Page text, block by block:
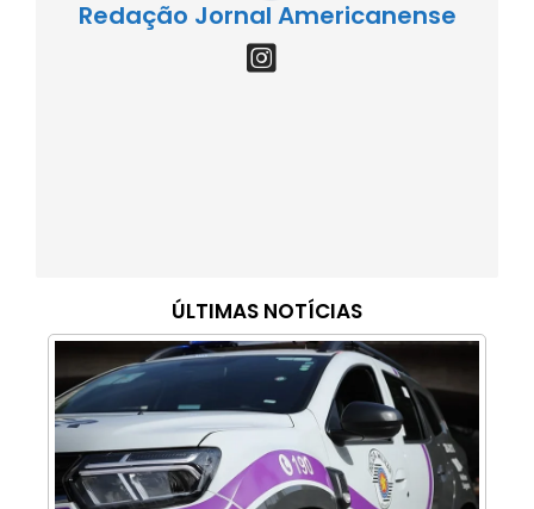
Redação Jornal Americanense
ÚLTIMAS NOTÍCIAS